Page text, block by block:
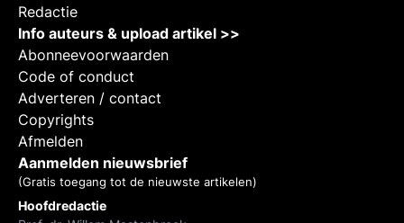
Redactie
Info auteurs & upload artikel >>
Abonneevoorwaarden
Code of conduct
Adverteren / contact
Copyrights
Afmelden
Aanmelden nieuwsbrief
(Gratis toegang tot de nieuwste artikelen)
Hoofdredactie